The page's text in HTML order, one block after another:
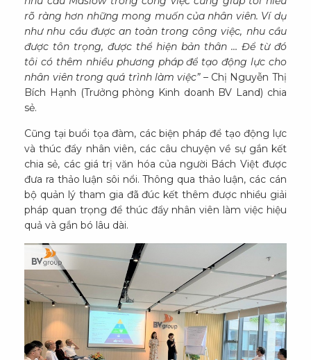
rõ ràng hơn những mong muốn của nhân viên. Ví dụ
như nhu cầu được an toàn trong công việc, nhu cầu
được tôn trọng, được thể hiện bản thân … Để từ đó
tôi có thêm nhiều phương pháp để tạo động lực cho
nhân viên trong quá trình làm việc”– Chị Nguyễn Thị
Bích Hạnh (Trưởng phòng Kinh doanh BV Land) chia
sẻ.
Cũng tại buổi tọa đàm, các biện pháp để tạo động lực
và thúc đẩy nhân viên, các câu chuyện về sự gắn kết
chia sẻ, các giá trị văn hóa của người Bách Việt được
đưa ra thảo luận sôi nổi. Thông qua thảo luận, các cán
bộ quản lý tham gia đã đúc kết thêm được nhiều giải
pháp quan trọng để thúc đẩy nhân viên làm việc hiệu
quả và gắn bó lâu dài.